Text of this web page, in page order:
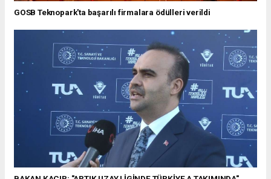
GOSB Teknopark'ta başarılı firmalara ödülleri verildi